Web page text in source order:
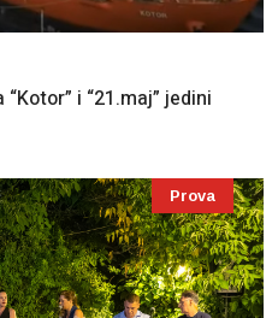
i “21.maj” jedini
Prova